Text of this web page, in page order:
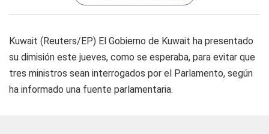
Kuwait (Reuters/EP) El Gobierno de Kuwait ha presentado
su dimisión este jueves, como se esperaba, para evitar que
tres ministros sean interrogados por el Parlamento, según
ha informado una fuente parlamentaria.